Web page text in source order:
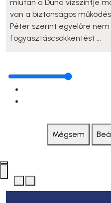
miután a Duna vízszintje
van a biztonságos
Péter szerint egyelőre
fogyasztáscsökkentést ...
Mégsem